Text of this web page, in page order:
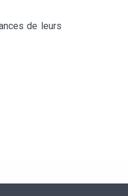
de leurs